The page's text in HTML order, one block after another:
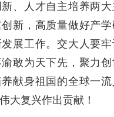
、人才自主培养两
新，高质量做好产
展工作。交大人要
敢为天下先，聚力
献身祖国的全球一
大复兴作出贡献！